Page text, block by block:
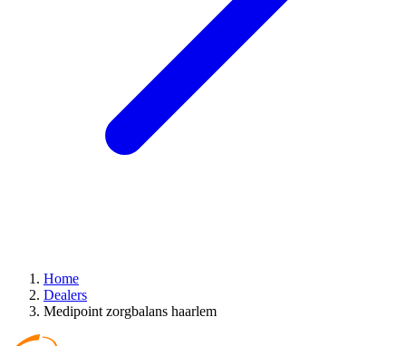
Home
Dealers
Medipoint zorgbalans haarlem